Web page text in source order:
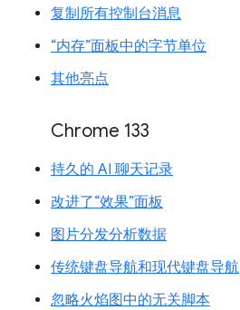
复制所有控制台消息
“内存”面板中的字节单位
其他亮点
Chrome 133
持久的 AI 聊天记录
改进了“效果”面板
图片分发分析数据
传统键盘导航和现代键盘导航
忽略火焰图中的无关脚本